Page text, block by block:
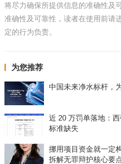
将尽力确保所提供信息的准确性及
准确性及可靠性，读者在使用前请
定的行为负责。
为您推荐
中国未来净水标杆，
近 20 万罚单落地：
标准缺失
挪用项目资金就一定
拆解无罪辩护核心要